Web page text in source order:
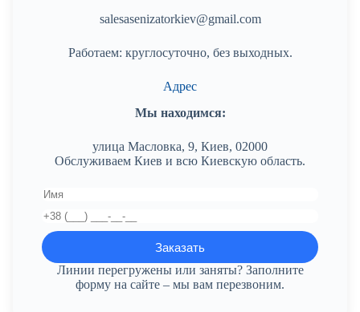
salesasenizatorkiev@gmail.com
Работаем: круглосуточно, без выходных.
Адрес
Мы находимся:
улица Масловка, 9, Киев, 02000
Обслуживаем Киев и всю Киевскую область.
Линии перегружены или заняты? Заполните
форму на сайте – мы вам перезвоним.